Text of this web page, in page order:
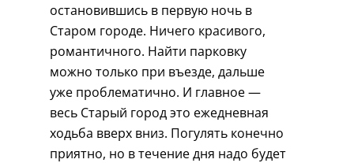
остановившись в первую ночь в
Старом городе. Ничего красивого,
романтичного. Найти парковку
можно только при въезде, дальше
уже проблематично. И главное —
весь Старый город это ежедневная
ходьба вверх вниз. Погулять конечно
приятно, но в течение дня надо будет